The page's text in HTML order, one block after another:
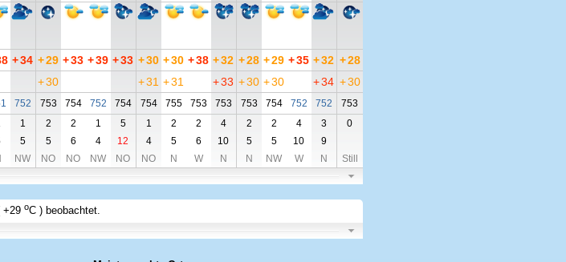
+34 +29 +33 +39 +33 +30 +30 +38 +32 +28 +29 +35 +32 +28
+30 +31 +31 +33 +30 +30 +34 +30
752 753 754 752 754 754 755 753 753 753 754 752 752
753
1 2 2 1 5 1 2 2 4 2 2 4 3
0
5 5 6 4 12 4 5 6 10 5 5 10
9
NW NO NO NW NO NO N W N N NW W N Still
+29 oC ) beobachtet.